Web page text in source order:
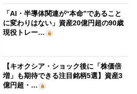
「AI・半導体関連が“本命”であること
に変わりはない」資産20億円超の90歳
現役トレー…
【キオクシア・ショック後に「株価倍
増」も期待できる注目銘柄5選】資産3
億円超・…